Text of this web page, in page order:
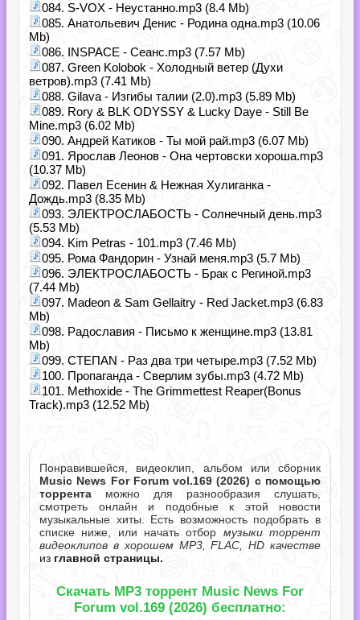
084. S-VOX - Неустанно.mp3 (8.4 Mb)
085. Анатольевич Денис - Родина одна.mp3 (10.06
Mb)
086. INSPACE - Сеанс.mp3 (7.57 Mb)
087. Green Kolobok - Холодный ветер (Духи
ветров).mp3 (7.41 Mb)
088. Gilava - Изгибы талии (2.0).mp3 (5.89 Mb)
089. Rory & BLK ODYSSY & Lucky Daye - Still Be
Mine.mp3 (6.02 Mb)
090. Андрей Катиков - Ты мой рай.mp3 (6.07 Mb)
091. Ярослав Леонов - Она чертовски хороша.mp3
(10.37 Mb)
092. Павел Есенин & Нежная Хулиганка -
Дождь.mp3 (8.35 Mb)
093. ЭЛЕКТРОСЛАБОСТЬ - Солнечный день.mp3
(5.53 Mb)
094. Kim Petras - 101.mp3 (7.46 Mb)
095. Рома Фандорин - Узнай меня.mp3 (5.7 Mb)
096. ЭЛЕКТРОСЛАБОСТЬ - Брак с Региной.mp3
(7.44 Mb)
097. Madeon & Sam Gellaitry - Red Jacket.mp3 (6.83
Mb)
098. Радославия - Письмо к женщине.mp3 (13.81
Mb)
099. СТЕПАN - Раз два три четыре.mp3 (7.52 Mb)
100. Пропаганда - Сверлим зубы.mp3 (4.72 Mb)
101. Methoxide - The Grimmettest Reaper(Bonus
Track).mp3 (12.52 Mb)
Понравившейся, видеоклип, альбом или сборник
Music News For Forum vol.169 (2026) с помощью
торрента можно для разнообразия слушать,
смотреть онлайн и подобные к этой новости
музыкальные хиты. Есть возможность подобрать в
списке ниже, или начать отбор музыки торрент
видеоклипов в хорошем MP3, FLAC, HD качестве
из главной страницы.
Скачать MP3 торрент Music News For
Forum vol.169 (2026) бесплатно: